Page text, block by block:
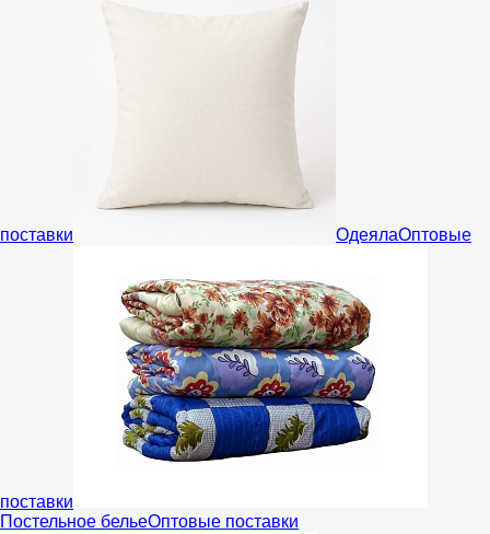
поставки ОдеялаОптовые
поставки
Постельное бельеОптовые поставки